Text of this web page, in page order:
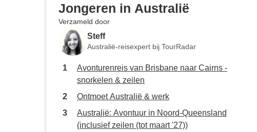
Jongeren in Australië
Verzameld door
Steff
Australië-reisexpert bij TourRadar
Avonturenreis van Brisbane naar Cairns -
snorkelen & zeilen
Ontmoet Australië & werk
Australië: Avontuur in Noord-Queensland
(inclusief zeilen (tot maart '27))